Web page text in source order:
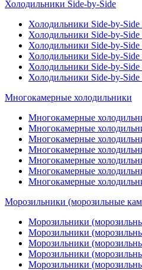
Холодильники Side-by-Side
Холодильники Side-by-Side
Холодильники Side-by-Side
Холодильники Side-by-Side
Холодильники Side-by-
Холодильники Side-by-Side
Холодильники Side-by-Side
Многокамерные холодильники
Многокамерные
Многокамерные
Многокамерные
Многокамерные
Многокамерные
Многокамерные
Многокамерные
Морозильники (морозильные
Морозильники
Морозильники
Морозильники
Морозильники
Морозильники